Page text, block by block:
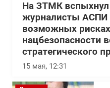
На ЗТМК вспыхнул
журналисты АСПИ
возможных
нацбезопасности
стратегического
15 мая, 12:31